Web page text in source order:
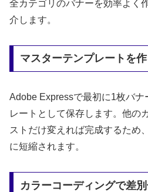
全カテゴリのバナーを効率よく
介します。
マスターテンプレートを
Adobe Expressで最初に1枚バ
レートとして保存します。他の
ストだけ変えれば完成するため
に短縮されます。
カラーコーディングで差